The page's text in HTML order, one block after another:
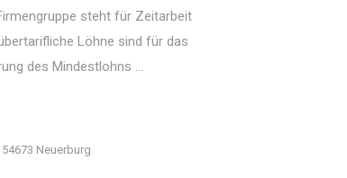
steht für Zeitarbeit
Löhne sind für das
des Mindestlohns ...
54673 Neuerburg